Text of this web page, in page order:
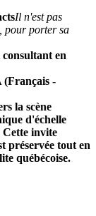
Il n'est pas
pour porter sa
en
(Français -
la scène
d'échelle
Cette invite
préservée tout en
québécoise.